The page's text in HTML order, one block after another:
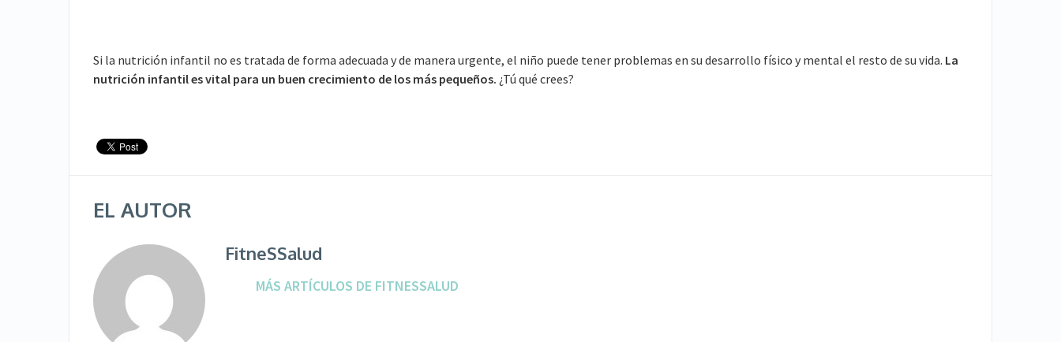
Si la nutrición infantil no es tratada de forma adecuada y de manera urgente, el niño puede tener problemas en su desarrollo físico y mental el resto de su vida. La
nutrición infantil es vital para un buen crecimiento de los más pequeños. ¿Tú qué crees?
EL AUTOR
FitneSSalud
MÁS ARTÍCULOS DE FITNESSALUD